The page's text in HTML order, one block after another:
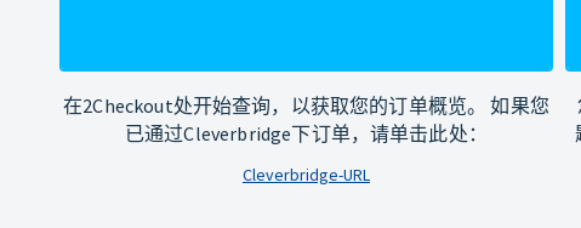
在2Checkout处开始查询，以获取您的订单概览。 如果您
已通过Cleverbridge下订单，请单击此处：
Cleverbridge-URL